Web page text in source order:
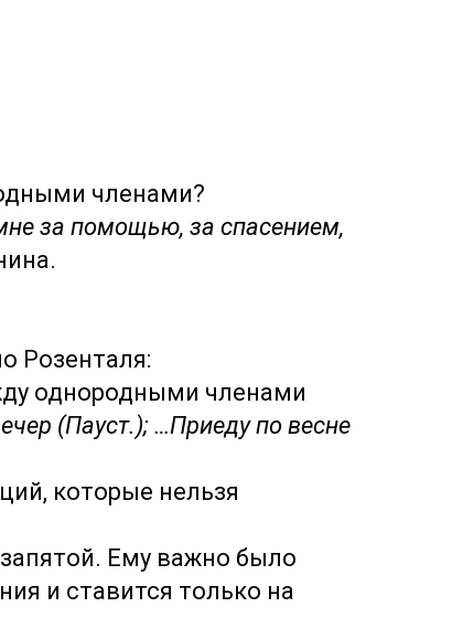
членами?
за помощью, за спасением,
Розенталя:
однородными членами
(Пауст.); …Приеду по весне
которые нельзя
Ему важно было
и ставится только на